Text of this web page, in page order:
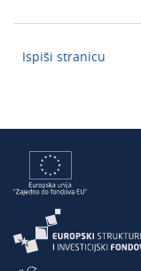
Ispiši stranicu